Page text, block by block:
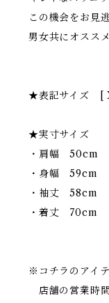
この機会をお見
男女共にオススメ
★表記サイズ [
★実寸サイズ
・肩幅 50cm
・身幅 59cm
・袖丈 58cm
・着丈 70cm
※コチラのアイ
店舗の営業時間